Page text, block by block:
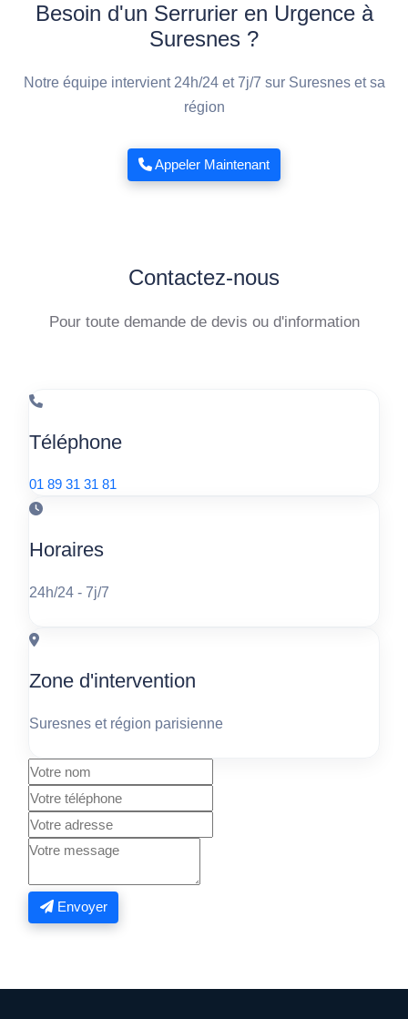
Besoin d'un Serrurier en Urgence à
Suresnes ?
Notre équipe intervient 24h/24 et 7j/7 sur Suresnes et sa
région
Appeler Maintenant
Contactez-nous
Pour toute demande de devis ou d'information
Téléphone
01 89 31 31 81
Horaires
24h/24 - 7j/7
Zone d'intervention
Suresnes et région parisienne
Envoyer